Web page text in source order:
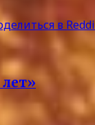
в